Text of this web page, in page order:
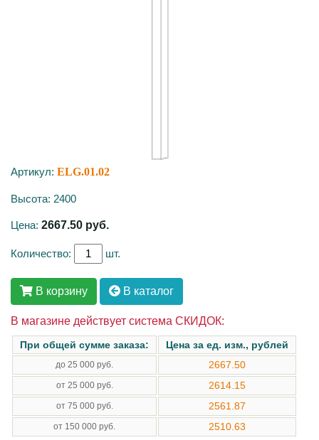
Артикул: ELG.01.02
Высота: 2400
Цена: 2667.50 руб.
Количество: шт.
В корзину В каталог
В магазине действует система СКИДОК:
При общей сумме заказа: Цена за ед. изм., рублей
до 25 000 руб. 2667.50
от 25 000 руб. 2614.15
от 75 000 руб. 2561.87
от 150 000 руб. 2510.63